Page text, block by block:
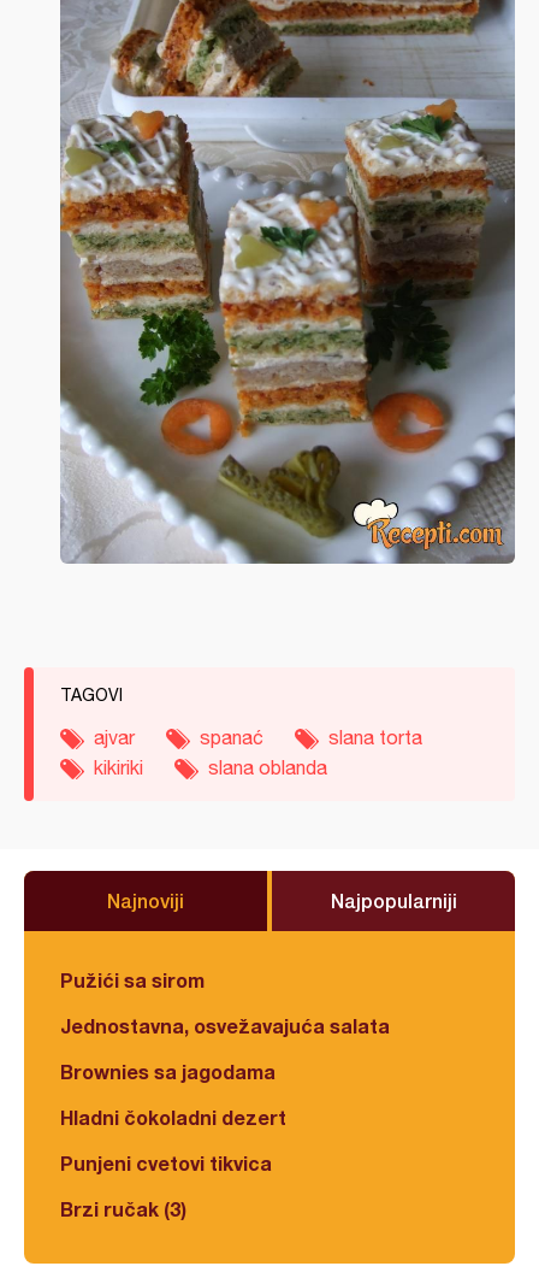
TAGOVI
ajvar spanać
slana torta
kikiriki
slana oblanda
Najnoviji Najpopularniji
Pužići sa sirom
Jednostavna, osvežavajuća salata
Brownies sa jagodama
Hladni čokoladni dezert
Punjeni cvetovi tikvica
Brzi ručak (3)